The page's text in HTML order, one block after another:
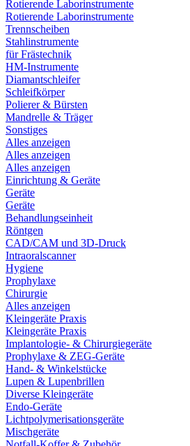
Rotierende Laborinstrumente
Rotierende Laborinstrumente
Trennscheiben
Stahlinstrumente
für Frästechnik
HM-Instrumente
Diamantschleifer
Schleifkörper
Polierer & Bürsten
Mandrelle & Träger
Sonstiges
Alles anzeigen
Alles anzeigen
Alles anzeigen
Einrichtung & Geräte
Geräte
Geräte
Behandlungseinheit
Röntgen
CAD/CAM und 3D-Druck
Intraoralscanner
Hygiene
Prophylaxe
Chirurgie
Alles anzeigen
Kleingeräte Praxis
Kleingeräte Praxis
Implantologie- & Chirurgiegeräte
Prophylaxe & ZEG-Geräte
Hand- & Winkelstücke
Lupen & Lupenbrillen
Diverse Kleingeräte
Endo-Geräte
Lichtpolymerisationsgeräte
Mischgeräte